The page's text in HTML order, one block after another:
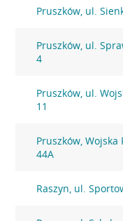
Pruszków, ul.
Pruszków, ul.
4
Pruszków, ul.
11
Pruszków, Wojska
44A
Raszyn, ul.